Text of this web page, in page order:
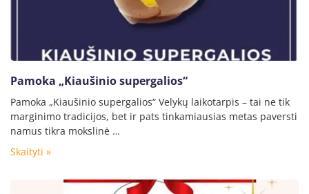
Pamoka „Kiaušinio supergalios“
Pamoka „Kiaušinio supergalios“ Velykų laikotarpis – tai ne tik
marginimo tradicijos, bet ir pats tinkamiausias metas paversti
namus tikra mokslinė …
Skaityti »